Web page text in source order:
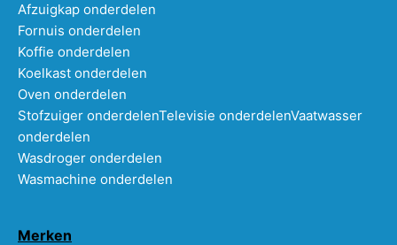
Afzuigkap onderdelen
Fornuis onderdelen
Koffie onderdelen
Koelkast onderdelen
Oven onderdelen
Stofzuiger onderdelenTelevisie onderdelenVaatwasser
onderdelen
Wasdroger onderdelen
Wasmachine onderdelen
Merken